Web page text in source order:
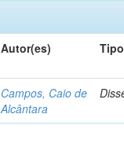
Autor(es) Tipo
Campos, Caio de
Alcântara